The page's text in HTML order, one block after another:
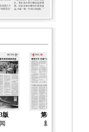
版
第04版
新闻